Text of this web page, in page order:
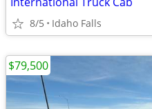
8/5 Idaho Falls
$79,500